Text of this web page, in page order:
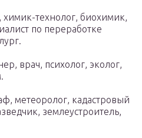
технолог, биохимик,
по переработке
врач, психолог, эколог,
метеоролог, кадастровый
землеустроитель,